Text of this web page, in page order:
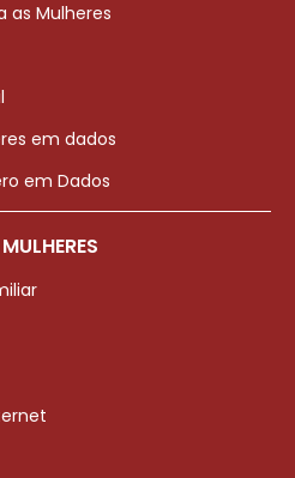
as Mulheres
em dados
em Dados